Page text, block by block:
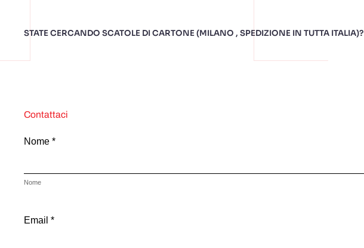
STATE CERCANDO SCATOLE DI CARTONE (MILANO , SPEDIZIONE IN TUTTA ITALIA)?
Contattaci
Nome *
Nome
Email *